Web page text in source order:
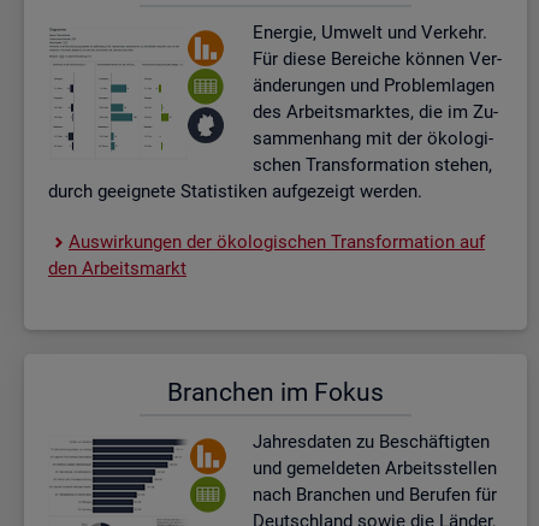
En­er­gie, Um­welt und Ver­kehr.
Für diese Be­rei­che kön­nen Ver­
än­de­run­gen und Pro­blem­la­gen
des Ar­beits­mark­tes, die im Zu­
sam­men­hang mit der öko­lo­gi­
schen Trans­for­ma­ti­on ste­hen,
durch ge­eig­ne­te Sta­tis­ti­ken auf­ge­zeigt wer­den.
Aus­wir­kun­gen der öko­lo­gi­schen Trans­for­ma­ti­on auf
den Ar­beits­markt
Bran­chen im Fokus
Jah­res­da­ten zu Be­schäf­tig­ten
und ge­mel­de­ten Ar­beits­stel­len
nach Bran­chen und Be­ru­fen für
Deutsch­land sowie die Län­der,